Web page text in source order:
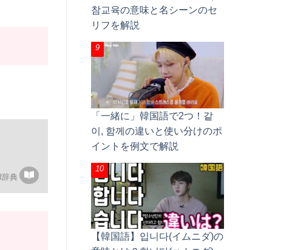
辞典
참교육の意味と名シーンのセ
リフを解説
「一緒に」韓国語で2つ！같
이, 함께の違いと使い分けのポ
イントを例文で解説
【韓国語】입니다(イムニダ)の